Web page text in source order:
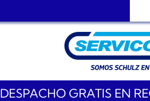
DESPACHO GRATIS EN